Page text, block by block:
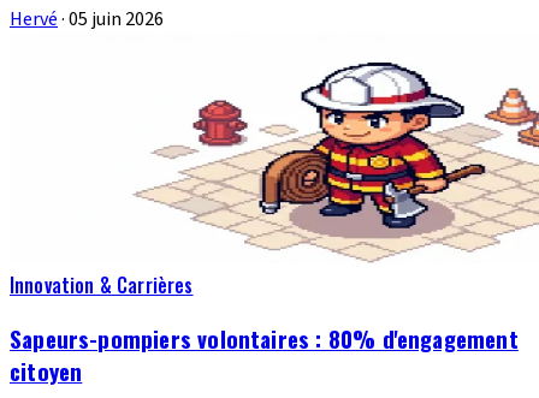
Hervé·05 juin 2026
Innovation & Carrières
Sapeurs-pompiers volontaires : 80% d'engagement
citoyen